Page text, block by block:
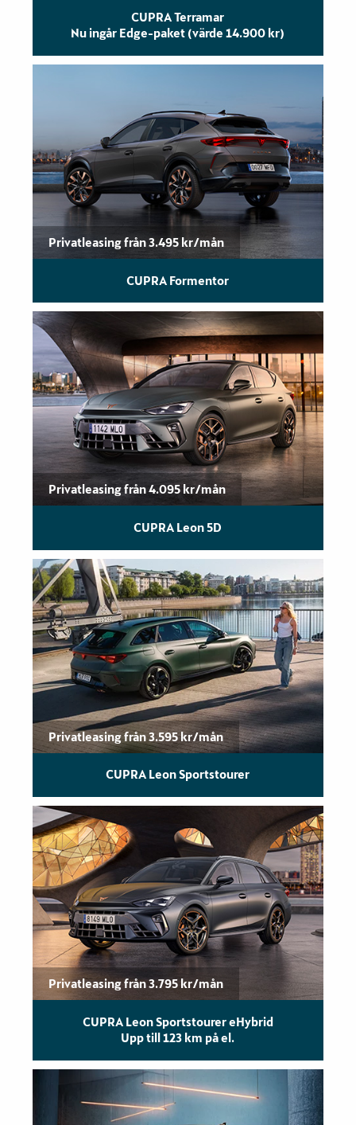
CUPRA Terramar
Nu ingår Edge-paket (värde 14.900 kr)
Privatleasing från 3.495 kr/mån
CUPRA Formentor
Privatleasing från 4.095 kr/mån
CUPRA Leon 5D
Privatleasing från 3.595 kr/mån
CUPRA Leon Sportstourer
Privatleasing från 3.795 kr/mån
CUPRA Leon Sportstourer eHybrid
Upp till 123 km på el.